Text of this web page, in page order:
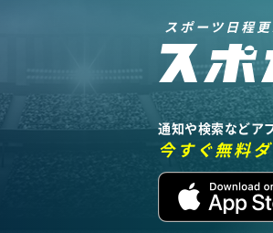
スポーツ日程
通知や検索などア
今すぐ無料